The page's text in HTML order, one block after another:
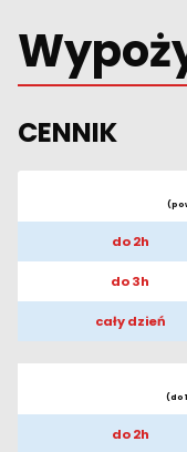
CENNIK
do 2h
do 3h
cały dzień
(do
do 2h